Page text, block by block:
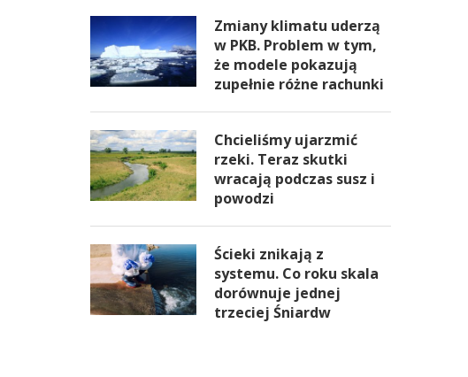
Zmiany klimatu uderzą
w PKB. Problem w tym,
że modele pokazują
zupełnie różne rachunki
Chcieliśmy ujarzmić
rzeki. Teraz skutki
wracają podczas susz i
powodzi
Ścieki znikają z
systemu. Co roku skala
dorównuje jednej
trzeciej Śniardw